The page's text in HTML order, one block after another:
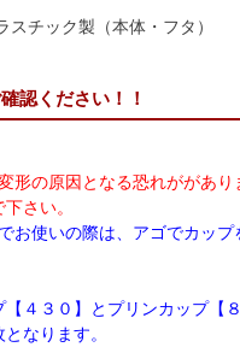
スチック製（本体・フタ）
認ください！！
形の原因となる恐れががあり
さい。
お使いの際は、アゴでカップ
【４３０】とプリンカップ【
なります。